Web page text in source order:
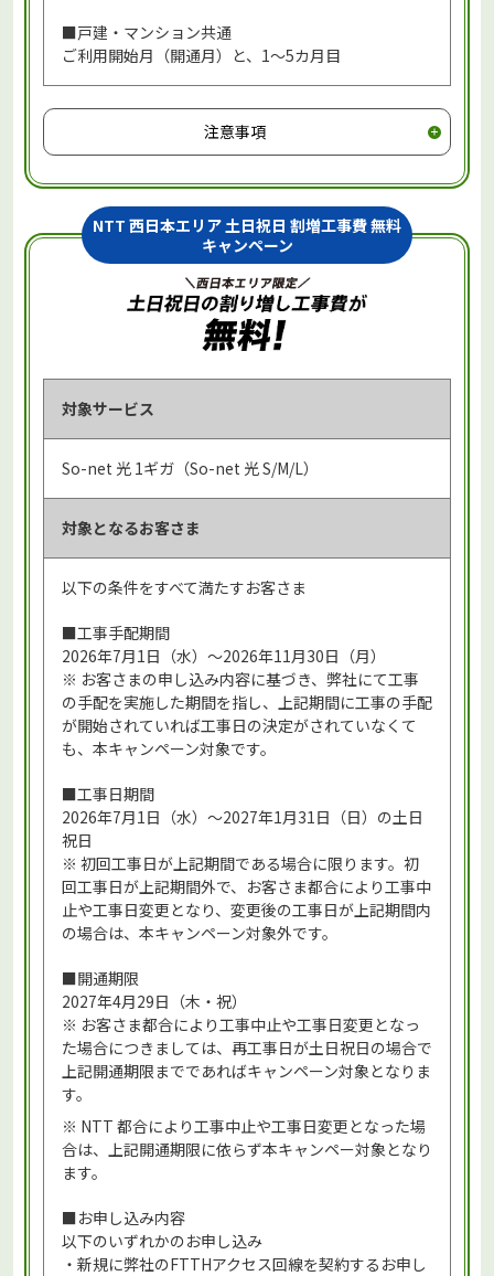
■戸建・マンション共通
ご利用開始月（開通月）と、1～5カ月目
注意事項
NTT 西日本エリア 土日祝日 割増工事費 無料
キャンペーン
対象サービス
So-net 光 1ギガ（So-net 光 S/M/L）
対象となるお客さま
以下の条件をすべて満たすお客さま
■工事手配期間
2026年7月1日（水）～2026年11月30日（月）
※ お客さまの申し込み内容に基づき、弊社にて工事
の手配を実施した期間を指し、上記期間に工事の手配
が開始されていれば工事日の決定がされていなくて
も、本キャンペーン対象です。
■工事日期間
2026年7月1日（水）～2027年1月31日（日）の土日
祝日
※ 初回工事日が上記期間である場合に限ります。初
回工事日が上記期間外で、お客さま都合により工事中
止や工事日変更となり、変更後の工事日が上記期間内
の場合は、本キャンペーン対象外です。
■開通期限
2027年4月29日（木・祝）
※ お客さま都合により工事中止や工事日変更となっ
た場合につきましては、再工事日が土日祝日の場合で
上記開通期限までであればキャンペーン対象となりま
す。
※ NTT 都合により工事中止や工事日変更となった場
合は、上記開通期限に依らず本キャンペー対象となり
ます。
■お申し込み内容
以下のいずれかのお申し込み
・新規に弊社のFTTHアクセス回線を契約するお申し
お申し込み